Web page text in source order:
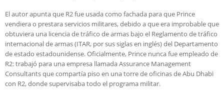
El autor apunta que R2 fue usada como fachada para que Prince
vendiera o prestara servicios militares, debido a que era improbable que
obtuviera una licencia de tráfico de armas bajo el Reglamento de tráfico
internacional de armas (ITAR, por sus siglas en inglés) del Departamento
de estado estadounidense. Oficialmente, Prince nunca fue empleado de
R2: trabajó para una empresa llamada Assurance Management
Consultants que compartía piso en una torre de oficinas de Abu Dhabi
con R2, donde supervisaba todo el programa militar.